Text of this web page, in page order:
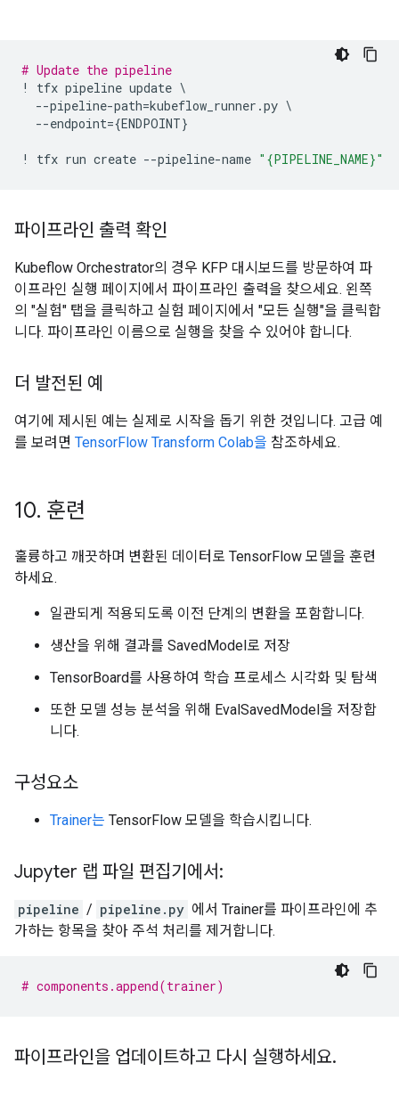
# Update the pipeline
!
tfx pipeline update \
--pipeline-path=kubeflow_runner .py \
--endpoint={ENDPOINT}
! tfx run create --pipeline-name " {PIPELINE_NAME}"
파이프라인 출력 확인
Kubeflow Orchestrator의 경우 KFP 대시보드를 방문하여 파
이프라인 실행 페이지에서 파이프라인 출력을 찾으세요. 왼쪽
의 "실험" 탭을 클릭하고 실험 페이지에서 "모든 실행"을 클릭합
니다. 파이프라인 이름으로 실행을 찾을 수 있어야 합니다.
더 발전된 예
여기에 제시된 예는 실제로 시작을 돕기 위한 것입니다. 고급 예
를 보려면 TensorFlow Transform Colab을 참조하세요.
10. 훈련
훌륭하고 깨끗하며 변환된 데이터로 TensorFlow 모델을 훈련
하세요.
일관되게 적용되도록 이전 단계의 변환을 포함합니다.
생산을 위해 결과를 SavedModel로 저장
TensorBoard를 사용하여 학습 프로세스 시각화 및 탐색
또한 모델 성능 분석을 위해 EvalSavedModel을 저장합
니다.
구성요소
Trainer는 TensorFlow 모델을 학습시킵니다.
Jupyter 랩 파일 편집기에서:
pipeline / pipeline.py 에서 Trainer를 파이프라인에 추
가하는 항목을 찾아 주석 처리를 제거합니다.
# components.append(trainer)
파이프라인을 업데이트하고 다시 실행하세요.